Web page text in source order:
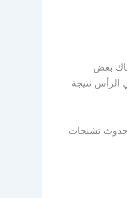
بعض
نتيجة
حدوث تشنجات